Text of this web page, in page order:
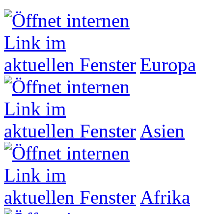
Europa
Asien
Afrika